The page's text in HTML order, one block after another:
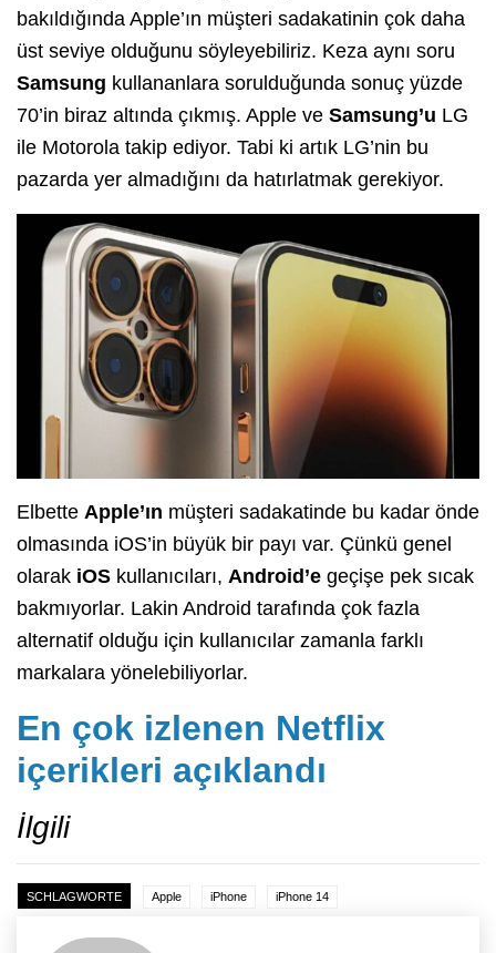
bakıldığında Apple’ın müşteri sadakatinin çok daha
üst seviye olduğunu söyleyebiliriz. Keza aynı soru
Samsung kullananlara sorulduğunda sonuç yüzde
70’in biraz altında çıkmış. Apple ve Samsung’u LG
ile Motorola takip ediyor. Tabi ki artık LG’nin bu
pazarda yer almadığını da hatırlatmak gerekiyor.
Elbette Apple’ın müşteri sadakatinde bu kadar önde
olmasında iOS’in büyük bir payı var. Çünkü genel
olarak iOS kullanıcıları, Android’e geçişe pek sıcak
bakmıyorlar. Lakin Android tarafında çok fazla
alternatif olduğu için kullanıcılar zamanla farklı
markalara yönelebiliyorlar.
En çok izlenen Netflix
içerikleri açıklandı
İlgili
SCHLAGWORTE Apple iPhone iPhone 14